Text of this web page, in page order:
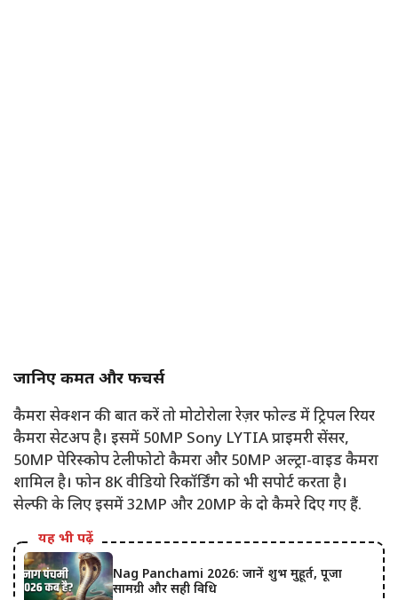
जानिए कीमत और फीचर्स
कैमरा सेक्शन की बात करें तो मोटोरोला रेज़र फोल्ड में ट्रिपल रियर
कैमरा सेटअप है। इसमें 50MP Sony LYTIA प्राइमरी सेंसर,
50MP पेरिस्कोप टेलीफोटो कैमरा और 50MP अल्ट्रा-वाइड कैमरा
शामिल है। फोन 8K वीडियो रिकॉर्डिंग को भी सपोर्ट करता है।
सेल्फी के लिए इसमें 32MP और 20MP के दो कैमरे दिए गए हैं.
यह भी पढ़ें
Nag Panchami 2026: जानें शुभ मुहूर्त, पूजा
सामग्री और सही विधि